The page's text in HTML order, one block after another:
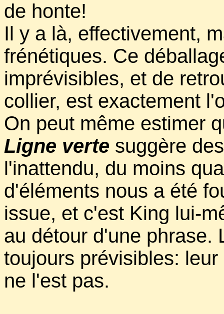
de honte!
Il y a là, effectivement,
frénétiques. Ce
imprévisibles, et de
collier, est exactement
On peut même estimer
Ligne verte suggère
l'inattendu, du moins
d'éléments nous a été
issue, et c'est King lui-
au détour d'une phrase.
toujours prévisibles:
ne l'est pas.